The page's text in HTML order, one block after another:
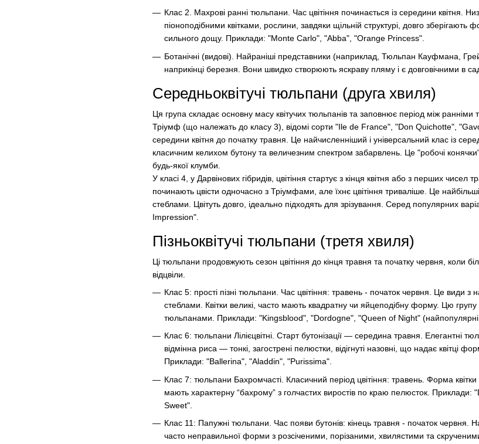
Клас 2. Махрові ранні тюльпани. Час цвітіння починається із середини квітня.
піоноподібними квітками, рослини, завдяки щільній структурі, довго зберігають
сильного дощу. Приклади: "Monte Carlo", "Abba", "Orange Princess".
Ботанічні (видові). Найраніші представники (наприклад, Тюльпан Кауфмана,
наприкінці березня. Вони швидко створюють яскраву пляму і є довговічними в
Середньоквітучі тюльпани (друга хвиля)
Ця група складає основну масу квітучих тюльпанів та заповнює період між ранніми
Тріумф (що належать до класу 3), відомі сорти "Ile de France", "Don Quichotte",
середини квітня до початку травня. Це найчисленніший і універсальний клас із
класичним келихом бутону та величезним спектром забарвлень. Це "робочі
будь-якої клумби.
У класі 4, у Дарвінових гібридів, цвітіння стартує з кінця квітня або з перших чисел
починають цвісти одночасно з Тріумфами, але їхнє цвітіння триваліше. Це
стеблами. Цвітуть довго, ідеально підходять для зрізування. Серед популярних
Impression".
Пізньоквітучі тюльпани (третя хвиля)
Ці тюльпани продовжують сезон цвітіння до кінця травня та початку червня, коли
відцвіли.
Клас 5: прості пізні тюльпани. Час цвітіння: травень - початок червня. Це види
стеблами. Квітки великі, часто мають квадратну чи яйцеподібну форму. Цю
тюльпанами. Приклади: "Kingsblood", "Dordogne", "Queen of Night"
Клас 6: тюльпани Лілієцвітні. Старт бутонізації — середина травня. Елегантні
відмінна риса — тонкі, загострені пелюстки, відігнуті назовні, що надає квітці
Приклади: "Ballerina", "Aladdin", "Purissima".
Клас 7: тюльпани Бахромчасті. Класичний період цвітіння: травень. Форма
мають характерну “бахрому” з голчастих виростів по краю пелюсток.
Sweet".
Клас 11: Папужні тюльпани. Час появи бутонів: кінець травня - початок червня.
часто неправильної форми з розсіченими, порізаними, хвилястими та